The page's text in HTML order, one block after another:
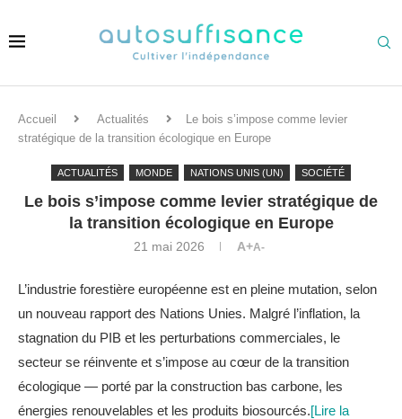
Accueil Actualités
Le bois s’impose comme levier
stratégique de la transition écologique en Europe
ACTUALITÉS MONDE NATIONS UNIS (UN) SOCIÉTÉ
Le bois s’impose comme levier stratégique de
la transition écologique en Europe
21 mai 2026 A+A-
L’industrie forestière européenne est en pleine mutation, selon
un nouveau rapport des Nations Unies. Malgré l’inflation, la
stagnation du PIB et les perturbations commerciales, le
secteur se réinvente et s’impose au cœur de la transition
écologique — porté par la construction bas carbone, les
énergies renouvelables et les produits biosourcés.[Lire la